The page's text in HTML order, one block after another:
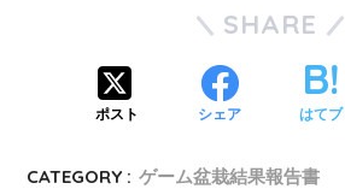
SHARE
ポスト シェア はてブ
CATEGORY : ゲーム盆栽結果報告書